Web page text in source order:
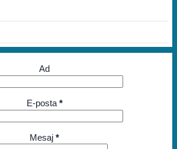
Ad
E-posta *
Mesaj *